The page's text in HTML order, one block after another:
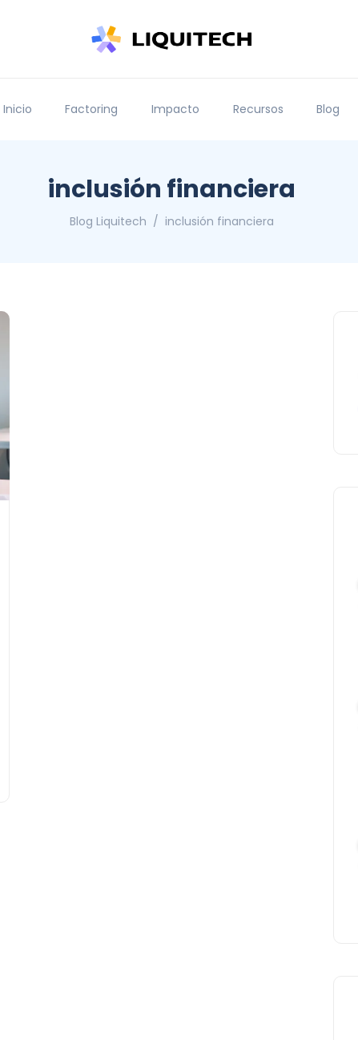
Inicio Factoring Impacto Recursos Blog
inclusión financiera
Blog Liquitech inclusión financiera